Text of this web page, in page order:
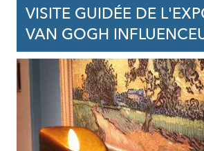
VISITE GUIDÉE DE
VAN GOGH